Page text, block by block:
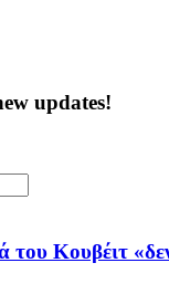
updates!
Κουβέιτ